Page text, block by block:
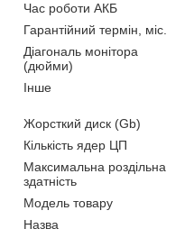
Час роботи АКБ
Гарантійний термін, міс.
Діагональ монітора
(дюйми)
Інше
Жорсткий диск (Gb)
Кількість ядер ЦП
Максимальна роздільна
здатність
Модель товару
Назва